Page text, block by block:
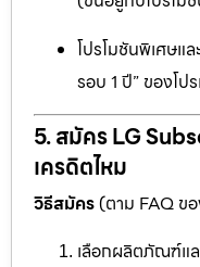
โปรโมชันพิเศษแ
รอบ 1 ปี” ของโป
5. สมัคร LG
เครดิตไหม
วิธีสมัคร(ตาม FAQ ข
เลือกผลิตภัณฑ์แ